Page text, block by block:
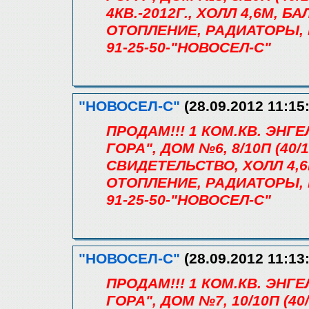
4КВ.-2012Г., ХОЛЛ 4,6М,
ОТОПЛЕНИЕ, РАДИАТОРЫ,
91-25-50-"НОВОСЕЛ-С"
"НОВОСЕЛ-С" (28.09.2012
ПРОДАМ!!! 1 КОМ.КВ.
ГОРА", ДОМ №6, 8/10П (40/
СВИДЕТЕЛЬСТВО, ХОЛЛ
ОТОПЛЕНИЕ,
91-25-50-"НОВОСЕЛ-С"
"НОВОСЕЛ-С" (28.09.2012
ПРОДАМ!!! 1 КОМ.КВ.
ГОРА", ДОМ №7, 10/10П (40/